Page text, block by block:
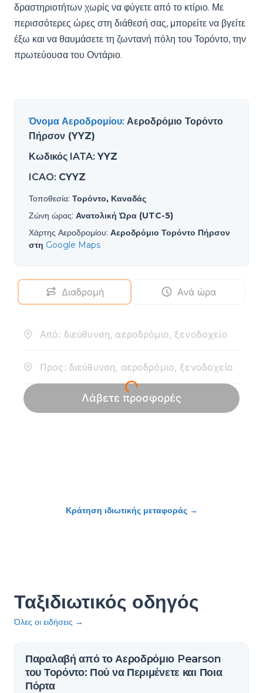
δραστηριοτήτων χωρίς να φύγετε από το κτίριο. Με
περισσότερες ώρες στη διάθεσή σας, μπορείτε να βγείτε
έξω και να θαυμάσετε τη ζωντανή πόλη του Τορόντο, την
πρωτεύουσα του Οντάριο.
Όνομα Αεροδρομίου: Αεροδρόμιο Τορόντο
Πήρσον (YYZ)
Κωδικός IATA: YYZ
ICAO: CYYZ
Τοποθεσία: Τορόντο, Καναδάς
Ζώνη ώρας: Ανατολική Ώρα (UTC-5)
Χάρτης Αεροδρομίου: Αεροδρόμιο Τορόντο Πήρσον
στη Google Maps
Κράτηση ιδιωτικής μεταφοράς→
Ταξιδιωτικός οδηγός
Όλες οι ειδήσεις →
Παραλαβή από το Αεροδρόμιο Pearson
του Τορόντο: Πού να Περιμένετε και Ποια
Πόρτα